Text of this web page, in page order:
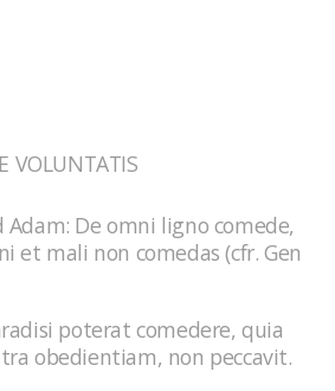
VOLUNTATIS
De omni ligno comede,
et mali non comedas (cfr. Gen
poterat comedere, quia
obedientiam, non peccavit.